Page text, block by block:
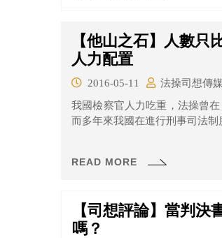
【他山之石】人數
人力配置
2016-05-11
法操司想傳媒
我國檢察官人力吃重，法操曾
而多年來我國在進行刑事司法
READ MORE
【司想評論】當判
嗎？